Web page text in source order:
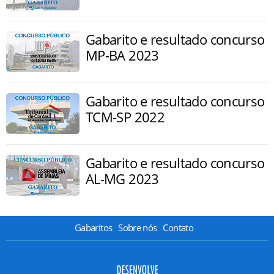
Gabarito e resultado concurso
MP-BA 2023
Gabarito e resultado concurso
TCM-SP 2022
Gabarito e resultado concurso
AL-MG 2023
Gabaritos Sobre nós Contato